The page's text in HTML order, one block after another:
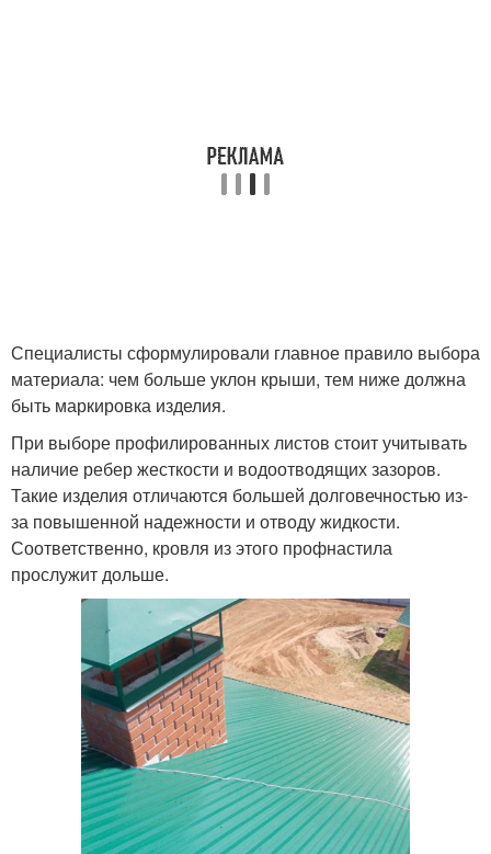
Специалисты сформулировали главное правило выбора
материала: чем больше уклон крыши, тем ниже должна
быть маркировка изделия.
При выборе профилированных листов стоит учитывать
наличие ребер жесткости и водоотводящих зазоров.
Такие изделия отличаются большей долговечностью из-
за повышенной надежности и отводу жидкости.
Соответственно, кровля из этого профнастила
прослужит дольше.